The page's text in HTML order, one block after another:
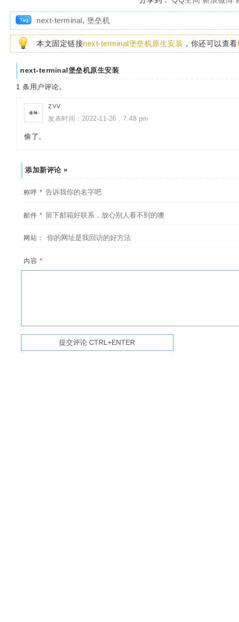
next-terminal, 堡垒机
本文固定链接next-terminal堡垒机原生安装 ，你还可以查看
next-terminal堡垒机原生安装
1 条用户评论。
zvv
发表时间：2022-11-26 , 7:48 pm
偷了。
添加新评论 »
称呼 *
邮件 *
网站：
内容 *